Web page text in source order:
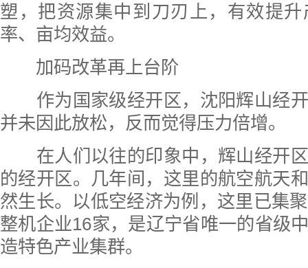
塑，把资源集中到刀刃上，有效提
率、亩均效益。
加码改革再上台阶
作为国家级经开区，沈阳辉山经开
并未因此放松，反而觉得压力倍增。
在人们以往的印象中，辉山经开区
的经开区。几年间，这里的航空航天
然生长。以低空经济为例，这里已集
整机企业16家，是辽宁省唯一的省级
造特色产业集群。